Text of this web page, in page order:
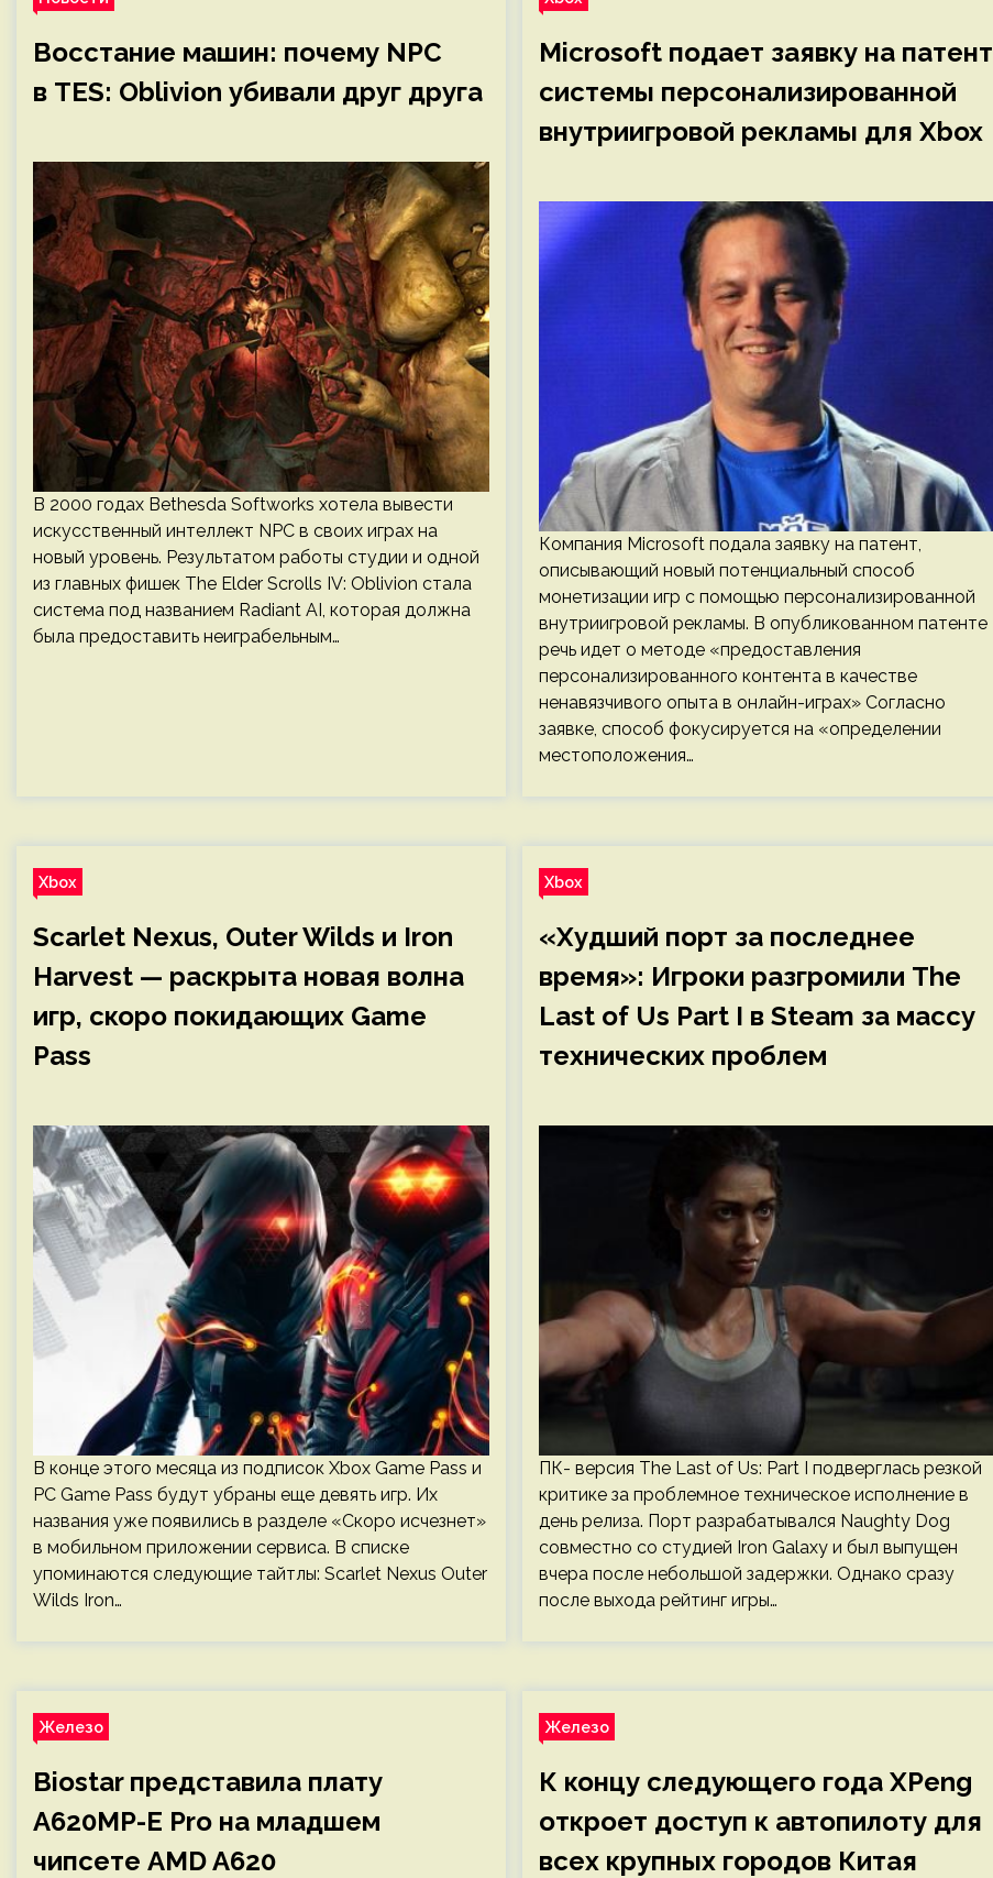
Восстание машин: почему NPC
в TES: Oblivion убивали друг друга
В 2000 годах Bethesda Softworks хотела вывести
искусственный интеллект NPC в своих играх на
новый уровень. Результатом работы студии и одной
из главных фишек The Elder Scrolls IV: Oblivion стала
система под названием Radiant AI, которая должна
была предоставить неиграбельным…
Microsoft подает заявку на патент
системы персонализированной
внутриигровой рекламы для Xbox
Компания Microsoft подала заявку на патент,
описывающий новый потенциальный способ
монетизации игр с помощью персонализированной
внутриигровой рекламы. В опубликованном патенте
речь идет о методе «предоставления
персонализированного контента в качестве
ненавязчивого опыта в онлайн-играх» Согласно
заявке, способ фокусируется на «определении
местоположения…
Xbox
Scarlet Nexus, Outer Wilds и Iron
Harvest — раскрыта новая волна
игр, скоро покидающих Game
Pass
В конце этого месяца из подписок Xbox Game Pass и
PC Game Pass будут убраны еще девять игр. Их
названия уже появились в разделе «Скоро исчезнет»
в мобильном приложении сервиса. В списке
упоминаются следующие тайтлы: Scarlet Nexus Outer
Wilds Iron…
Xbox
«Худший порт за последнее
время»: Игроки разгромили The
Last of Us Part I в Steam за массу
технических проблем
ПК- версия The Last of Us: Part I подверглась резкой
критике за проблемное техническое исполнение в
день релиза. Порт разрабатывался Naughty Dog
совместно со студией Iron Galaxy и был выпущен
вчера после небольшой задержки. Однако сразу
после выхода рейтинг игры…
Железо
Biostar представила плату
A620MP-E Pro на младшем
чипсете AMD A620
Железо
К концу следующего года XPeng
откроет доступ к автопилоту для
всех крупных городов Китая